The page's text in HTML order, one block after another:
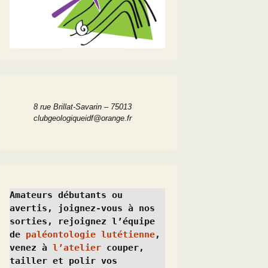
8 rue Brillat-Savarin – 75013
clubgeologiqueidf@orange.fr
Amateurs débutants ou
avertis, joignez-vous à nos
sorties, rejoignez l’équipe
de paléontologie lutétienne,
venez à l’atelier couper,
tailler et polir vos